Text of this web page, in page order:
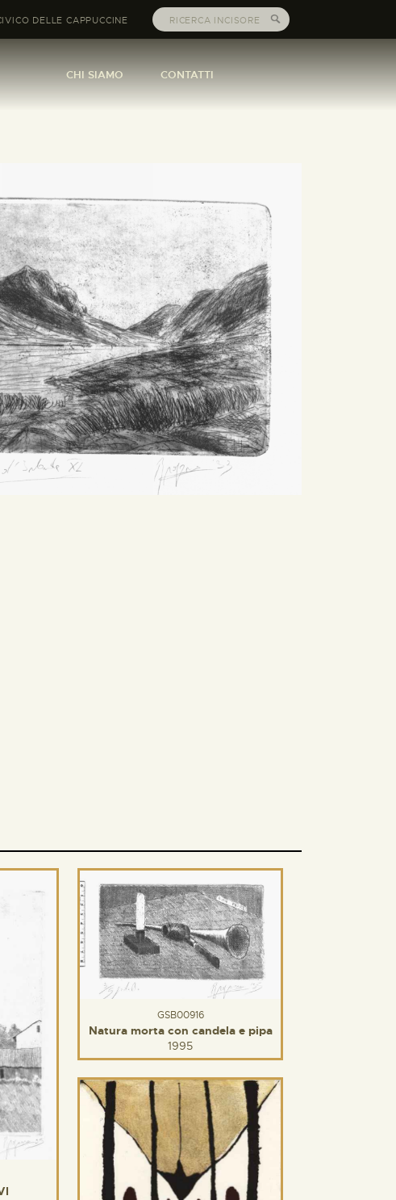
DELLE CAPPUCCINE
CHI SIAMO CONTATTI
GSB00916
Natura morta con candela e pipa
1995